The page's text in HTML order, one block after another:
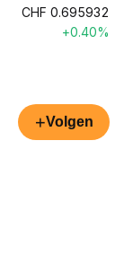
CHF 0.695932
+0.40%
+Volgen